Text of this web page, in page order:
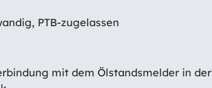
PTB-zugelassen
mit dem Ölstandsmelder in der